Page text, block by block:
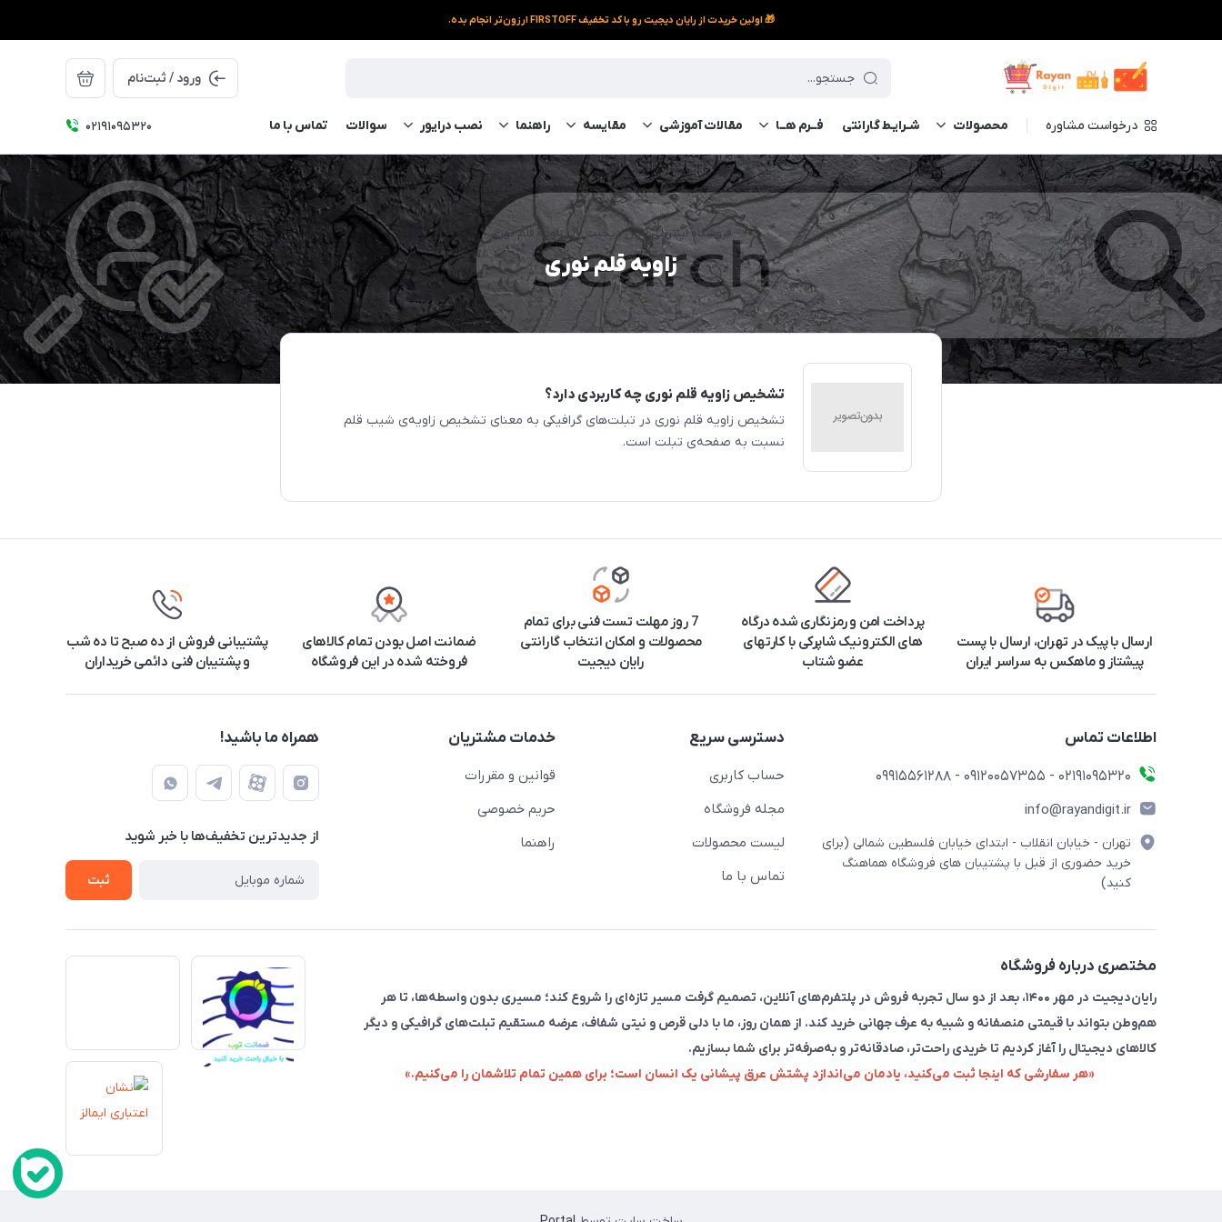
🎁 اولین خریدت از رایان دیجیت رو با کد تخفیف FIRSTOFF ارزون‌تر انجام بده.
ورود / ثبت‌نام
درخواست مشاوره محصولات شـرایـط گارانتی فــرم‌ هــا مقالات آموزشی مقایسه راهنما نصب درایور سوالات تماس با ما ۰۲۱91095320
فروشگاه اینترنتی رایان دیجیت / زاویه قلم نوری
زاویه قلم نوری
تشخیص زاویه قلم نوری چه کاربردی دارد؟
تشخیص زاویه قلم نوری در تبلت‌های گرافیکی به معنای تشخیص زاویه‌ی شیب قلم
نسبت به صفحه‌ی تبلت است.
ارسال با پیک در تهران، ارسال با پست
پیشتاز و ماهکس به سراسر ایران
پرداخت امن و رمزنگاری شده درگاه
های الکترونیک شاپرکی با کارتهای
عضو شتاب
7 روز مهلت تست فنی برای تمام
محصولات و امکان انتخاب گارانتی
رایان دیجیت
ضمانت اصل بودن تمام کالاهای
فروخته شده در این فروشگاه
پشتیبانی فروش از ده صبح تا ده شب
و پشتیبان فنی دائمی خریداران
اطلاعات تماس
۰۲۱91095320 - 09120057355 - 09915561288
info@rayandigit.ir
تهران - خیابان انقلاب - ابتدای خیابان فلسطین شمالی (برای
خرید حضوری از قبل با پشتیبان های فروشگاه هماهنگ
کنید)
دسترسی سریع
حساب کاربری
مجله فروشگاه
لیست محصولات
تماس با ما
خدمات مشتریان
قوانین و مقررات
حریم خصوصی
راهنما
همراه ما باشید!
از جدید‌ترین تخفیف‌ها با‌ خبر شوید
ثبت
مختصری درباره فروشگاه
رایان‌دیجیت در مهر ۱۴۰۰، بعد از دو سال تجربه فروش در پلتفرم‌های آنلاین، تصمیم گرفت مسیر تازه‌ای را شروع کند؛ مسیری بدون واسطه‌ها، تا هر
هم‌وطن بتواند با قیمتی منصفانه و شبیه به عرف جهانی خرید کند. از همان روز، ما با دلی قرص و نیتی شفاف، عرضه مستقیم تبلت‌های گرافیکی و دیگر
کالاهای دیجیتال را آغاز کردیم تا خریدی راحت‌تر، صادقانه‌تر و به‌صرفه‌تر برای شما بسازیم.
«هر سفارشی که اینجا ثبت می‌کنید، یادمان می‌اندازد پشتش عرق پیشانی یک انسان است؛ برای همین تمام تلاشمان را می‌کنیم.»